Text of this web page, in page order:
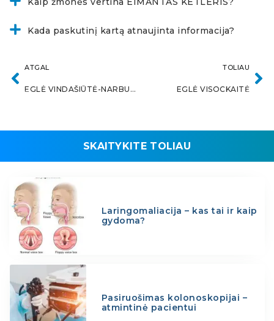
Kada paskutinį kartą atnaujinta informacija?
ATGAL
EGLĖ VINDAŠIŪTĖ-NARBUTĖ
TOLIAU
EGLĖ VISOCKAITĖ
SKAITYKITE TOLIAU
Laringomaliacija – kas tai ir kaip
gydoma?
Pasiruošimas kolonoskopijai –
atmintinė pacientui